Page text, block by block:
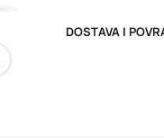
DOSTAVA I